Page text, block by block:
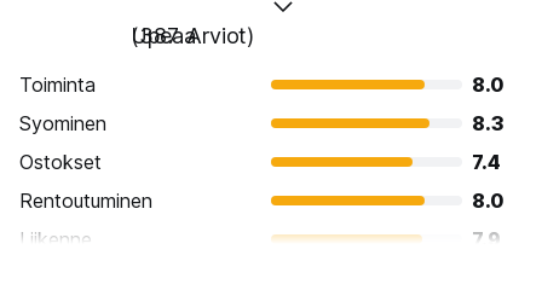
Upeaa
(387 Arviot)
Toiminta
8.0
Syominen
8.3
Ostokset
7.4
Rentoutuminen
8.0
Liikenne
7.9